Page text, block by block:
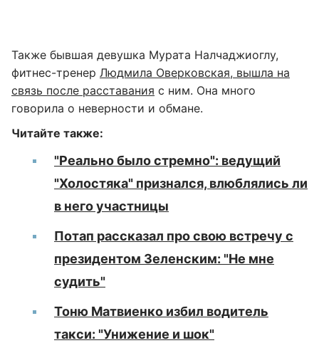
Также бывшая девушка Мурата Налчаджиоглу,
фитнес-тренер Людмила Оверковская, вышла на
связь после расставания с ним. Она много
говорила о неверности и обмане.
Читайте также:
"Реально было стремно": ведущий
"Холостяка" признался, влюблялись ли
в него участницы
Потап рассказал про свою встречу с
президентом Зеленским: "Не мне
судить"
Тоню Матвиенко избил водитель
такси: "Унижение и шок"